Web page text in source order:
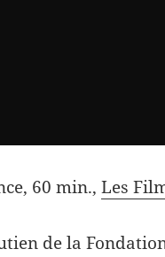
60 min.,Les
de la